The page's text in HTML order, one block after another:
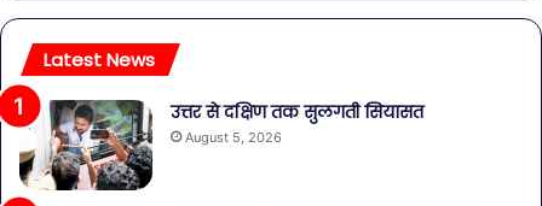
Latest News
उत्तर से दक्षिण तक सुलगती सियासत
August 5, 2026